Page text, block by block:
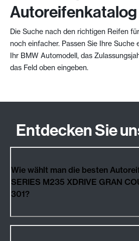
Autoreifenkatalog
Die Suche nach den richtigen Reifen
noch einfacher. Passen Sie Ihre Suche
Ihr BMW Automodell, das
das Feld oben eingeben.
Entdecken Sie
Wie wählt man die besten
SERIES M235 XDRIVE GRAN
301?